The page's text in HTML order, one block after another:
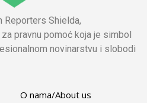
Reporters Shielda,
pravnu pomoć koja je simbol
novinarstvu i slobodi
O nama/About us